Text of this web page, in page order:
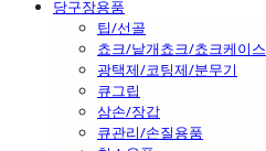
당구장용품
팁/선골
쵸크/낱개쵸크/쵸크케이스
광택제/코팅제/분무기
큐그립
삼손/장갑
큐관리/손질용품